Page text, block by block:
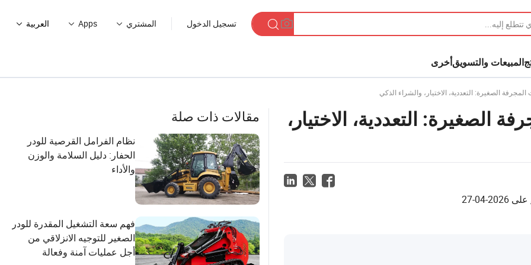
تسجيل الدخول المشتري Apps العربية
المبيعات والتسويقأخرى
المجرفة الصغيرة: التعددية، الاختيار، والشراء الذكي
الصغيرة: التعددية، الاختيار،
على 2026-04-27
مقالات ذات صلة
نظام الفرامل القرصية للودر
الحفار: دليل السلامة والوزن
والأداء
فهم سعة التشغيل المقدرة للودر
الصغير للتوجيه الانزلاقي من
أجل عمليات آمنة وفعالة